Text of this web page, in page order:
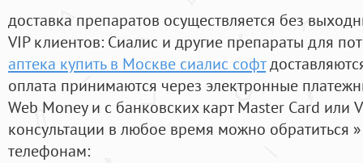
доставка препаратов осуществляется без
VIP клиентов: Сиалис и другие препараты для
аптека купить в Москве сиалис софт
оплата принимаются через электронные
Web Money и с банковских карт Master Card или
консультации в любое время можно обратиться
телефонам: